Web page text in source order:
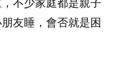
不少家庭都是親子
友睡，會否就是困